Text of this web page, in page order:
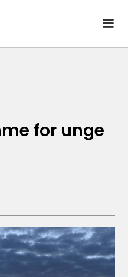
for unge